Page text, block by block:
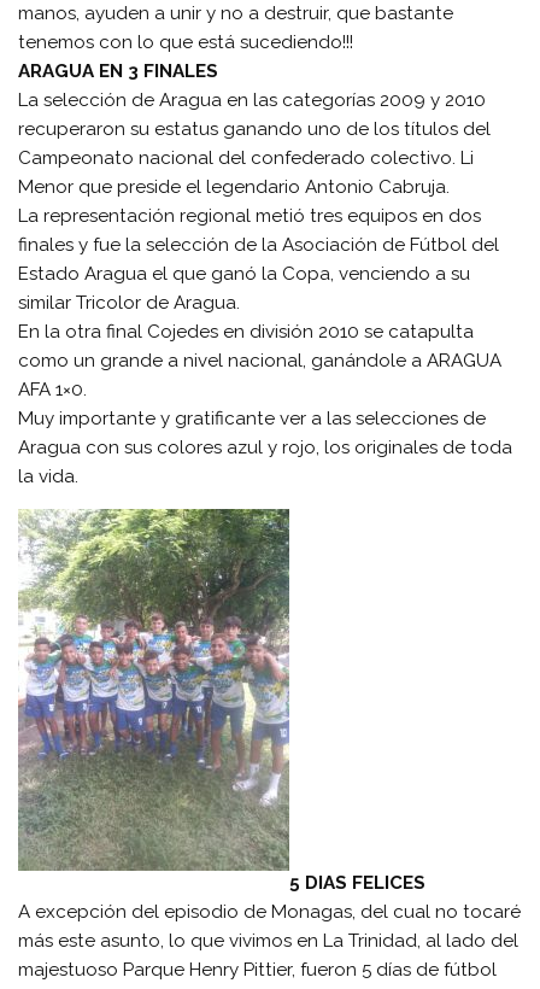
manos, ayuden a unir y no a destruir, que bastante
tenemos con lo que está sucediendo!!!
ARAGUA EN 3 FINALES
La selección de Aragua en las categorías 2009 y 2010
recuperaron su estatus ganando uno de los títulos del
Campeonato nacional del confederado colectivo. Li
Menor que preside el legendario Antonio Cabruja.
La representación regional metió tres equipos en dos
finales y fue la selección de la Asociación de Fútbol del
Estado Aragua el que ganó la Copa, venciendo a su
similar Tricolor de Aragua.
En la otra final Cojedes en división 2010 se catapulta
como un grande a nivel nacional, ganándole a ARAGUA
AFA 1×0.
Muy importante y gratificante ver a las selecciones de
Aragua con sus colores azul y rojo, los originales de toda
la vida.
5 DIAS FELICES
A excepción del episodio de Monagas, del cual no tocaré
más este asunto, lo que vivimos en La Trinidad, al lado del
majestuoso Parque Henry Pittier, fueron 5 días de fútbol